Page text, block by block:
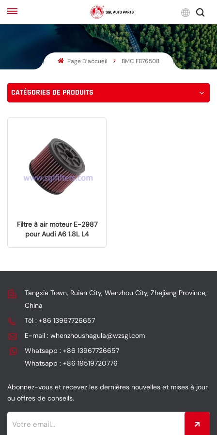
English
Français
Page D’accueil BMC FB76508
CATÉGORIES DE PRODUITS
Filtre à air moteur E-2987
pour Audi A6 1.8L L4
Tangxia Town, Ruian City, Wenzhou City, Zhejiang Province,
China
Tél : +86 13967726657
E-mail : whenzhoushagula@wzsgl.com
Whatsapp : +86 13967726657
Whatsapp : +86 19519720776
Abonnez-vous et recevez les dernières nouvelles et mises à jour
ou offres de conseils.